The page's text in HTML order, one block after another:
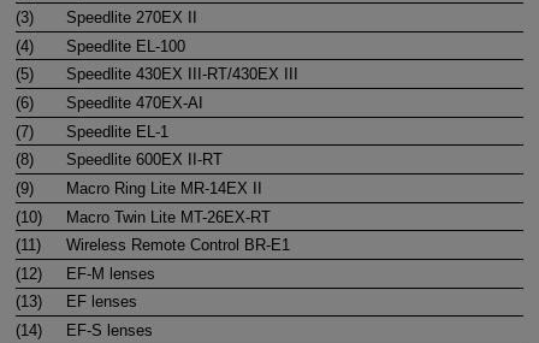
(3)
Speedlite 270EX II
(4)
Speedlite EL-100
(5)
Speedlite430EX III-RT/430EX III
(6)
Speedlite470EX-AI
(7)
Speedlite EL-1
(8)
Speedlite600EX II-RT
(9)
Macro Ring Lite MR-14EX II
(10)
Macro Twin Lite MT-26EX-RT
(11)
Wireless Remote Control BR-E1
(12)
EF-M lenses
(13)
EF lenses
(14)
EF-S lenses